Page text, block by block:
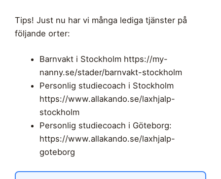
Tips! Just nu har vi många lediga tjänster på
följande orter:
Barnvakt i Stockholm https://my-
nanny.se/stader/barnvakt-stockholm
Personlig studiecoach i Stockholm
https://www.allakando.se/laxhjalp-
stockholm
Personlig studiecoach i Göteborg:
https://www.allakando.se/laxhjalp-
goteborg